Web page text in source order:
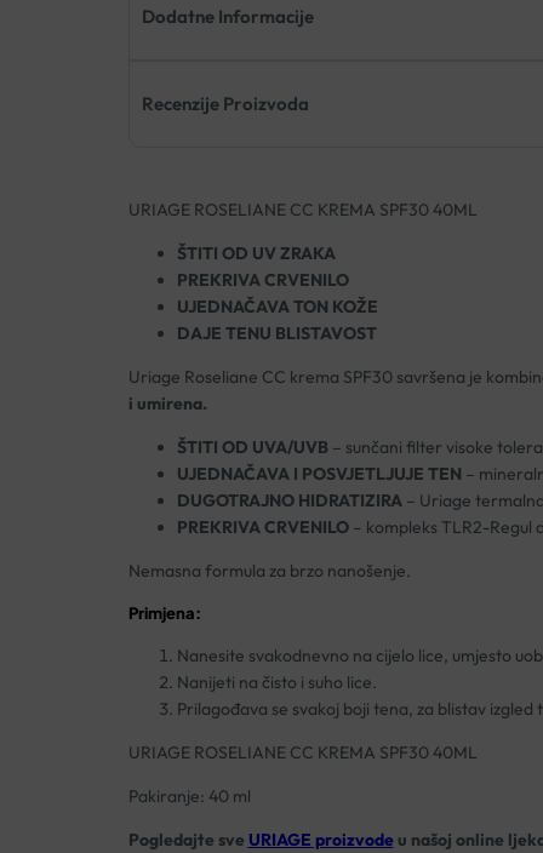
Dodatne Informacije
Recenzije Proizvoda
URIAGE ROSELIANE CC KREMA SPF30 40ML
ŠTITI OD UV ZRAKA
PREKRIVA CRVENILO
UJEDNAČAVA TON KOŽE
DAJE TENU BLISTAVOST
Uriage Roseliane CC krema SPF30 savršena je
i umirena.
ŠTITI OD UVA/UVB – sunčani filter visoke
UJEDNAČAVA I POSVJETLJUJE TEN –
DUGOTRAJNO HIDRATIZIRA– Uriage
PREKRIVA CRVENILO– kompleks TLR2-Regul
Nemasna formula za brzo nanošenje.
Primjena:
Nanesite svakodnevno na cijelo lice, umjesto
Nanijeti na čisto i suho lice.
Prilagođava se svakoj boji tena, za blistav
URIAGE ROSELIANE CC KREMA SPF30 40ML
Pakiranje: 40 ml
Pogledajte sve URIAGE proizvodeu našoj online